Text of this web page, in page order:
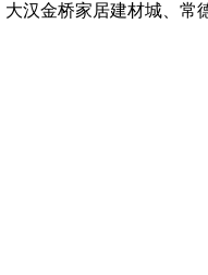
汉金桥家居建材城、常